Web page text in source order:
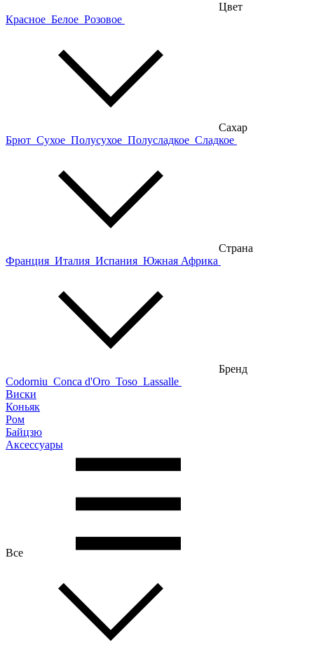
Цвет
Красное Белое Розовое
Сахар
Брют Сухое Полусухое Полусладкое Сладкое
Страна
Франция Италия Испания Южная Африка
Бренд
Codorniu Conca d'Oro Toso Lassalle
Виски
Коньяк
Ром
Байцзю
Аксессуары
Все